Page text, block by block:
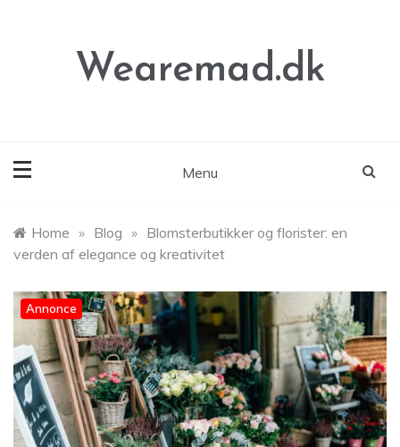
Wearemad.dk
Menu
Home » Blog » Blomsterbutikker og florister: en
verden af elegance og kreativitet
Annonce